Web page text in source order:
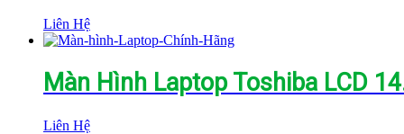
Liên Hệ
Màn Hình Laptop Toshiba LCD
Liên Hệ